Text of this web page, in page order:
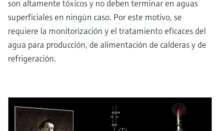
son altamente tóxicos y no deben terminar en aguas
superficiales en ningún caso. Por este motivo, se
requiere la monitorización y el tratamiento eficaces del
agua para producción, de alimentación de calderas y de
refrigeración.